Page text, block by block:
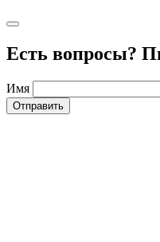
Есть вопросы?
Имя